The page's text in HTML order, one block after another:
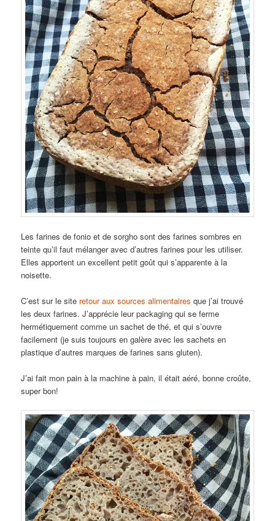
Les farines de fonio et de sorgho sont des farines sombres en
teinte qu’il faut mélanger avec d’autres farines pour les utiliser.
Elles apportent un excellent petit goût qui s’apparente à la
noisette.
C’est sur le site retour aux sources alimentaires que j’ai trouvé
les deux farines. J’apprécie leur packaging qui se ferme
hermétiquement comme un sachet de thé, et qui s’ouvre
facilement (je suis toujours en galère avec les sachets en
plastique d’autres marques de farines sans gluten).
J’ai fait mon pain à la machine à pain, il était aéré, bonne croûte,
super bon!